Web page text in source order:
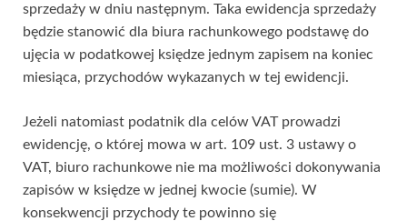
sprzedaży w dniu następnym. Taka ewidencja sprzedaży
będzie stanowić dla biura rachunkowego podstawę do
ujęcia w podatkowej księdze jednym zapisem na koniec
miesiąca, przychodów wykazanych w tej ewidencji.
Jeżeli natomiast podatnik dla celów VAT prowadzi
ewidencję, o której mowa w art. 109 ust. 3 ustawy o
VAT, biuro rachunkowe nie ma możliwości dokonywania
zapisów w księdze w jednej kwocie (sumie). W
konsekwencji przychody te powinno się